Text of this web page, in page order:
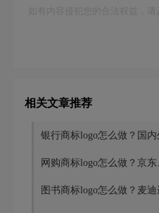
相关文章推荐
银行商标logo怎么做？国
网购商标logo怎么做？京
图书商标logo怎么做？麦